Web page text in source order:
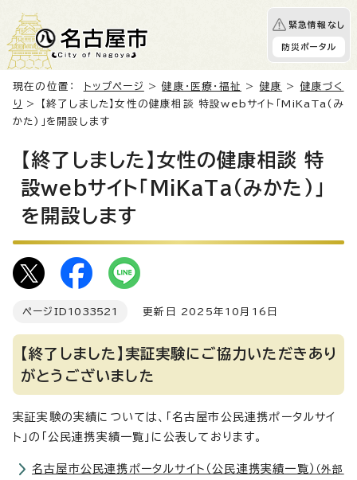
緊急情報なし
防災ポータル
現在の位置： トップページ >健康・医療・福祉 > 健康 > 健康づく
り
> 【終了しました】女性の健康相談 特設webサイト「MiKaTa(み
かた)」を開設します
【終了しました】女性の健康相談 特
設webサイト「MiKaTa(みかた)」
を開設します
ページID 1033521 更新日 2025年10月16日
【終了しました】実証実験にご協力いただきあり
がとうございました
実証実験の実績については、「名古屋市公民連携ポータルサイ
ト」の「公民連携実績一覧」に公表しております。
名古屋市公民連携ポータルサイト（公民連携実績一覧） （外部